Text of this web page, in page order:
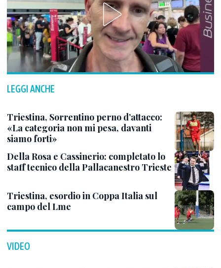
LEGGI ANCHE
Triestina, Sorrentino perno d’attacco:
«La categoria non mi pesa, davanti
siamo forti»
Della Rosa e Cassinerio: completato lo
staff tecnico della Pallacanestro Trieste
Triestina, esordio in Coppa Italia sul
campo del Lme
VIDEO